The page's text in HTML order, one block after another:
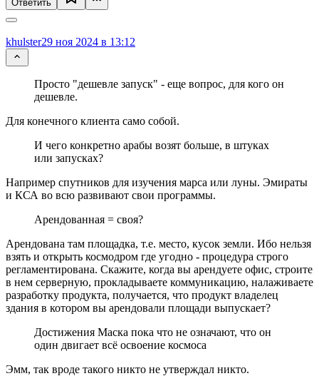
Ответить
khulster29 ноя 2024 в 13:12
Просто "дешевле запуск" - еще вопрос, для кого он
дешевле.
Для конечного клиента само собой.
И чего конкретно арабы возят больше, в штуках
или запусках?
Например спутников для изучения марса или луны. Эмираты
и КСА во всю развивают свои программы.
Арендованная = своя?
Арендована там площадка, т.е. место, кусок земли. Ибо нельзя
взять и открыть космодром где угодно - процедура строго
регламентирована. Скажите, когда вы арендуете офис, строите
в нем серверную, прокладываете коммуникацию, налаживаете
разработку продукта, получается, что продукт владелец
здания в котором вы арендовали площади выпускает?
Достижения Маска пока что не означают, что он
один двигает всё освоение космоса
Эмм, так вроде такого никто не утверждал никто.